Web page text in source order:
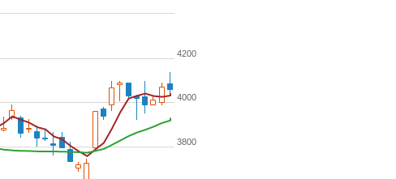
3800
4000
4200